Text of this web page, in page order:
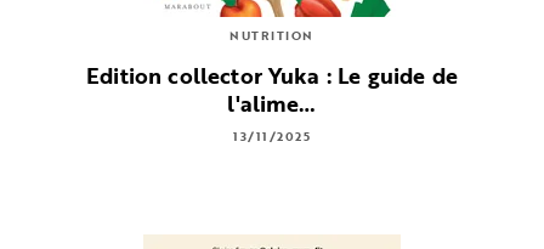
NUTRITION
Edition collector Yuka : Le guide de
l'alime…
13/11/2025